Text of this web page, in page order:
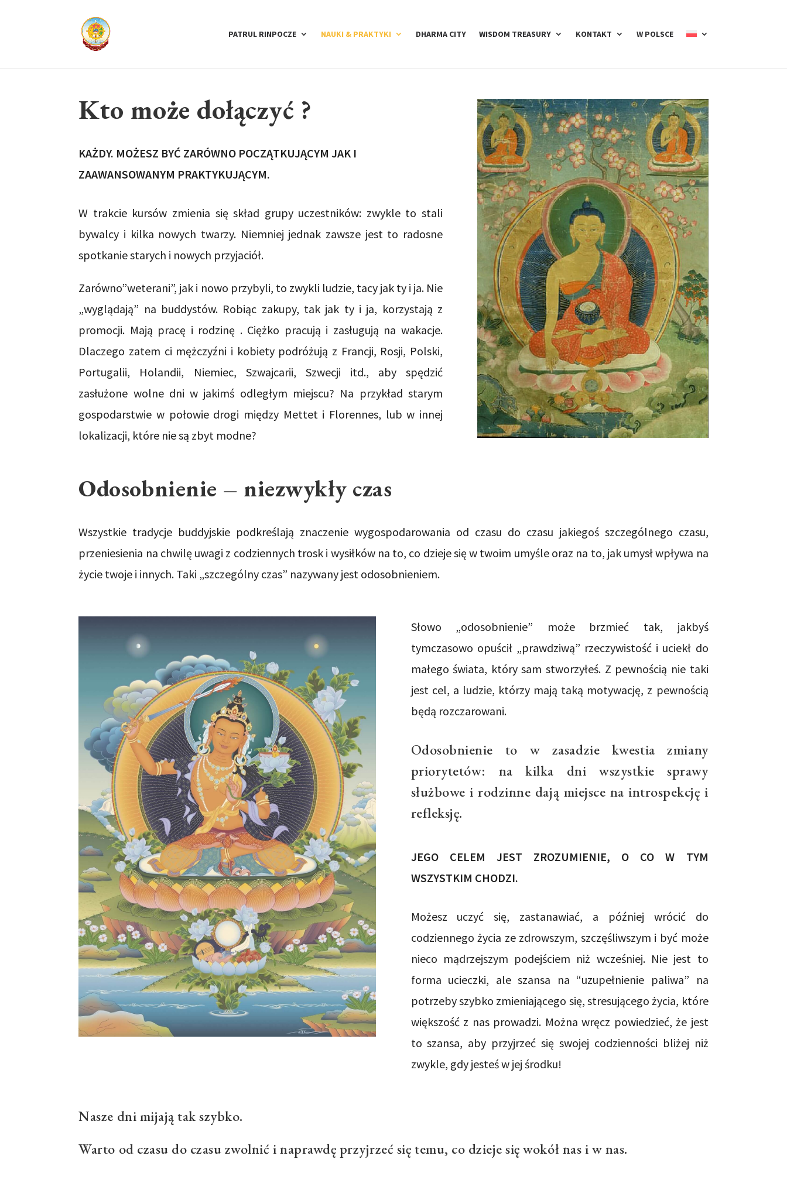
PATRUL RINPOCZE NAUKI & PRAKTYKI DHARMA CITY WISDOM TREASURY KONTAKT W POLSCE
Kto może dołączyć ?
KAŻDY. MOŻESZ BYĆ ZARÓWNO POCZĄTKUJĄCYM JAK I
ZAAWANSOWANYM PRAKTYKUJĄCYM.
W trakcie kursów zmienia się skład grupy uczestników: zwykle to stali
bywalcy i kilka nowych twarzy. Niemniej jednak zawsze jest to radosne
spotkanie starych i nowych przyjaciół.
Zarówno”weterani”, jak i nowo przybyli, to zwykli ludzie, tacy jak ty i ja. Nie
„wyglądają” na buddystów. Robiąc zakupy, tak jak ty i ja, korzystają z
promocji. Mają pracę i rodzinę . Ciężko pracują i zasługują na wakacje.
Dlaczego zatem ci mężczyźni i kobiety podróżują z Francji, Rosji, Polski,
Portugalii, Holandii, Niemiec, Szwajcarii, Szwecji itd., aby spędzić
zasłużone wolne dni w jakimś odległym miejscu? Na przykład starym
gospodarstwie w połowie drogi między Mettet i Florennes, lub w innej
lokalizacji, które nie są zbyt modne?
Odosobnienie – niezwykły czas
Wszystkie tradycje buddyjskie podkreślają znaczenie wygospodarowania od czasu do czasu jakiegoś szczególnego czasu,
przeniesienia na chwilę uwagi z codziennych trosk i wysiłków na to, co dzieje się w twoim umyśle oraz na to, jak umysł wpływa na
życie twoje i innych. Taki „szczególny czas” nazywany jest odosobnieniem.
Słowo „odosobnienie” może brzmieć tak, jakbyś
tymczasowo opuścił „prawdziwą” rzeczywistość i uciekł do
małego świata, który sam stworzyłeś. Z pewnością nie taki
jest cel, a ludzie, którzy mają taką motywację, z pewnością
będą rozczarowani.
Odosobnienie to w zasadzie kwestia zmiany
priorytetów: na kilka dni wszystkie sprawy
służbowe i rodzinne dają miejsce na introspekcję i
refleksję.
JEGO CELEM JEST ZROZUMIENIE, O CO W TYM
WSZYSTKIM CHODZI.
Możesz uczyć się, zastanawiać, a później wrócić do
codziennego życia ze zdrowszym, szczęśliwszym i być może
nieco mądrzejszym podejściem niż wcześniej. Nie jest to
forma ucieczki, ale szansa na “uzupełnienie paliwa” na
potrzeby szybko zmieniającego się, stresującego życia, które
większość z nas prowadzi. Można wręcz powiedzieć, że jest
to szansa, aby przyjrzeć się swojej codzienności bliżej niż
zwykle, gdy jesteś w jej środku!
Nasze dni mijają tak szybko.
Warto od czasu do czasu zwolnić i naprawdę przyjrzeć się temu, co dzieje się wokół nas i w nas.